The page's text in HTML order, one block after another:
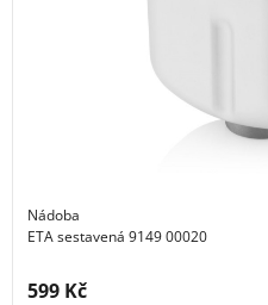
Nádoba
ETA sestavená 9149 00020
Cena s DPH:
599 Kč